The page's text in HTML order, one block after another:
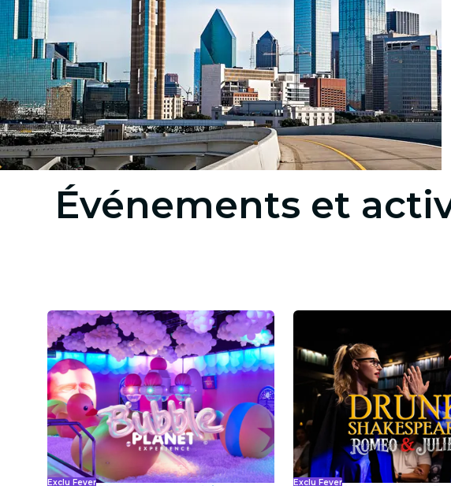
Événements et
Exclu Fever Exclu Fever